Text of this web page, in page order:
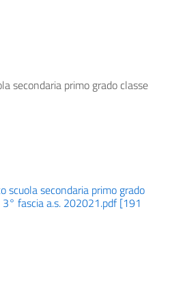
secondaria primo grado classe
scuola secondaria primo grado
fascia a.s. 202021.pdf [191